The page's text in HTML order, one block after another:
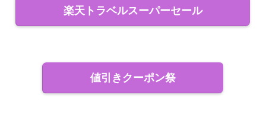
楽天トラベルスーパーセール
値引きクーポン祭